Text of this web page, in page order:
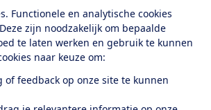
Functionele en analytische cookies
zijn noodzakelijk om bepaalde
te laten werken en gebruik te kunnen
naar keuze om:
of feedback op onze site te kunnen
Alles over de
app